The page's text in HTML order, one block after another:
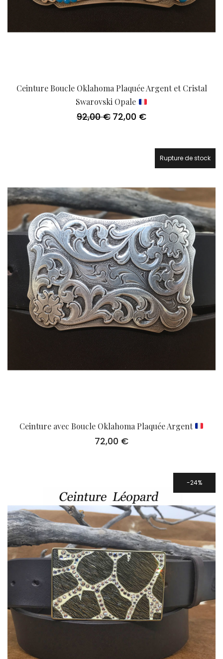
Ceinture Boucle Oklahoma Plaquée Argent et Cristal
Swarovski Opale
92,00€ Le
72,00 €Le
est :
72,00 €.
Rupture de stock
Ceinture avec Boucle Oklahoma Plaquée Argent
72,00 €
24%